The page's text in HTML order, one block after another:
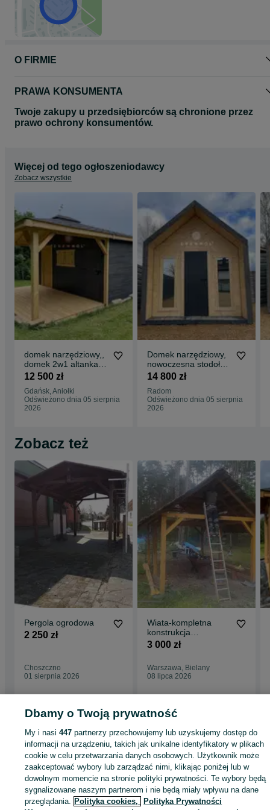
stronie www.drewnol.com
Wykonujemy inne wymiary oraz wzory altan na indywidualne
zamówienie klienta.
O FIRMIE
PRAWA KONSUMENTA
Twoje zakupy u przedsiębiorców są chronione przez
prawo ochrony konsumentów.
Więcej od tego ogłoszeniodawcy
Zobacz wszystkie
domek narzędziowy,,
domek 2w1 altanka ,
altanki 4,5m x 5m
12 500 zł
Gdańsk, Aniołki
Odświeżono dnia 05 sierpnia
2026
Domek narzędziowy,
nowoczesna stodoła ,
domki / domek
14 800 zł
Radom
Odświeżono dnia 05 sierpnia
2026
Zobacz też
Pergola ogrodowa
2 250 zł
Choszczno
01 sierpnia 2026
Wiata-kompletna
konstrukcja
szkieletowa
3 000 zł
Warszawa, Bielany
08 lipca 2026
Altany i wiaty - Mazowieckie Altany i wiaty - Warszawa Altany i wiaty -
KATEGORIA
ID:659008695 Wyświetlenia:
Dbamy o Twoją prywatność
My i nasi447 partnerzy przechowujemy lub uzyskujemy dostęp do
informacji na urządzeniu, takich jak unikalne identyfikatory w plikach
cookie w celu przetwarzania danych osobowych. Użytkownik może
zaakceptować wybory lub zarządzać nimi, klikając poniżej lub w
dowolnym momencie na stronie polityki prywatności. Te wybory będą
sygnalizowane naszym partnerom i nie będą miały wpływu na dane
przeglądania. Polityka cookies, Polityka Prywatności